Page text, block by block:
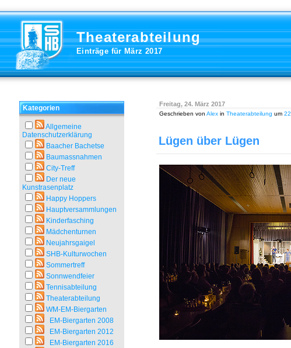
Theaterabteilung
Einträge für März 2017
Kategorien
Allgemeine
Datenschutzerklärung
Baacher Bachetse
Baumassnahmen
City-Treff
Der neue
Kunstrasenplatz
Happy Hoppers
Hauptversammlungen
Kinderfasching
Mädchenturnen
Neujahrsgaigel
SHB-Kulturwochen
Sommertreff
Sonnwendfeier
Tennisabteilung
Theaterabteilung
WM-EM-Biergarten
EM-Biergarten 2008
EM-Biergarten 2012
EM-Biergarten 2016
Freitag, 24. März 2017
Geschrieben von Alex in Theaterabteilung um
Lügen über Lügen